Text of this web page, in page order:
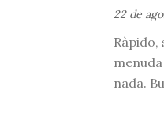
22 de
Ràpido,
nada.